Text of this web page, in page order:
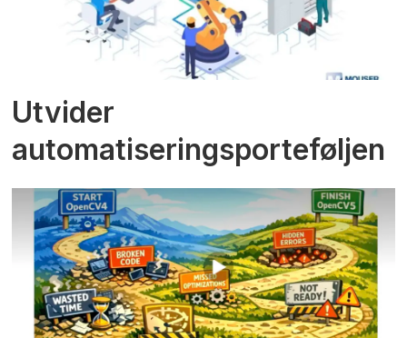
Utvider
automatiseringsporteføljen